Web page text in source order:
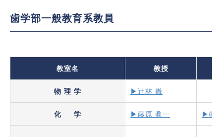
歯学部一般教育系教員
教室名 教授
物 理 学 ▶辻林 徹
化 学 ▶藤原 眞一 ▶牧